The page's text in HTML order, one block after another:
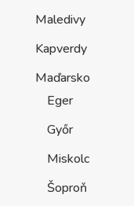
Maledivy
Kapverdy
Maďarsko
Eger
Győr
Miskolc
Šoproň